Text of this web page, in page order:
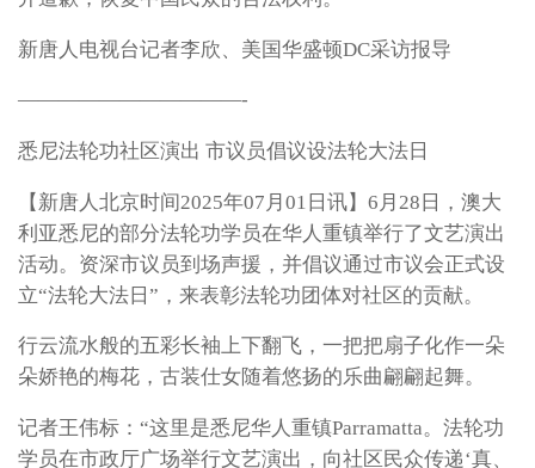
新唐人电视台记者李欣、美国华盛顿DC采访报导
———————————-
悉尼法轮功社区演出 市议员倡议设法轮大法日
【新唐人北京时间2025年07月01日讯】6月28日，澳大
利亚悉尼的部分法轮功学员在华人重镇举行了文艺演出
活动。资深市议员到场声援，并倡议通过市议会正式设
立“法轮大法日”，来表彰法轮功团体对社区的贡献。
行云流水般的五彩长袖上下翻飞，一把把扇子化作一朵
朵娇艳的梅花，古装仕女随着悠扬的乐曲翩翩起舞。
记者王伟标：“这里是悉尼华人重镇Parramatta。法轮功
学员在市政厅广场举行文艺演出，向社区民众传递‘真、